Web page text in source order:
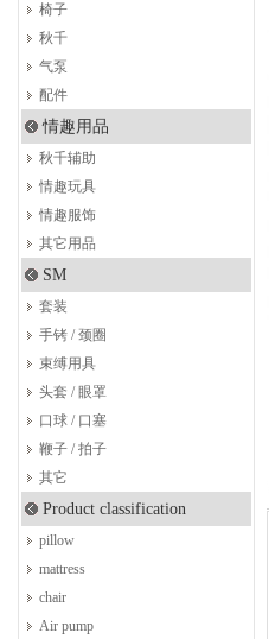
椅子
秋千
气泵
配件
情趣用品
秋千辅助
情趣玩具
情趣服饰
其它用品
SM
套装
手铐 / 颈圈
束缚用具
头套 / 眼罩
口球 / 口塞
鞭子 / 拍子
其它
Product classification
pillow
mattress
chair
Air pump